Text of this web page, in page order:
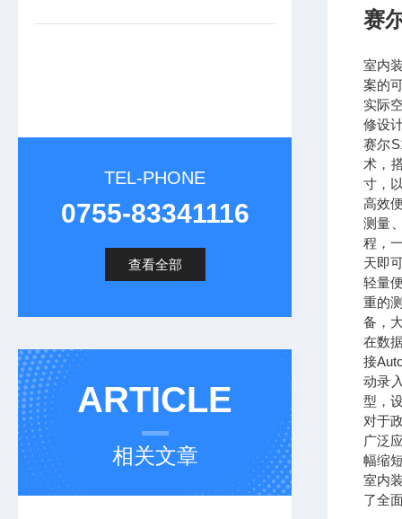
TEL-PHONE
0755-83341116
查看全部
ARTICLE
相关文章
赛
室内
案的
实际
修设
赛尔
术，
寸，
高效
测量
程，
天即
轻量
重的
备，
在数
接
动录
型，
对于
广泛
幅缩
室内
了全